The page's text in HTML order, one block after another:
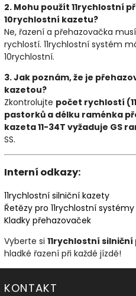
2. Mohu použít 11rychlostní
10rychlostní kazetu?
Ne, řazení a přehazovačka
rychlostí. 11rychlostní systém
10rychlostní.
3. Jak poznám, že je
kazetou?
Zkontrolujte počet rychlostí
pastorků a délku raménka
kazeta 11-34T vyžaduje GS
SS.
Interní odkazy:
11rychlostní silniční kazety
Řetězy pro 11rychlostní systémy
Kladky přehazovaček
Vyberte si 11rychlostní
hladké řazení při každé jízdě!
KONTAKT